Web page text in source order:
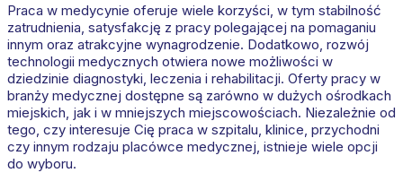
Praca w medycynie oferuje wiele korzyści, w tym stabilność
zatrudnienia, satysfakcję z pracy polegającej na pomaganiu
innym oraz atrakcyjne wynagrodzenie. Dodatkowo, rozwój
technologii medycznych otwiera nowe możliwości w
dziedzinie diagnostyki, leczenia i rehabilitacji. Oferty pracy w
branży medycznej dostępne są zarówno w dużych ośrodkach
miejskich, jak i w mniejszych miejscowościach. Niezależnie od
tego, czy interesuje Cię praca w szpitalu, klinice, przychodni
czy innym rodzaju placówce medycznej, istnieje wiele opcji
do wyboru.